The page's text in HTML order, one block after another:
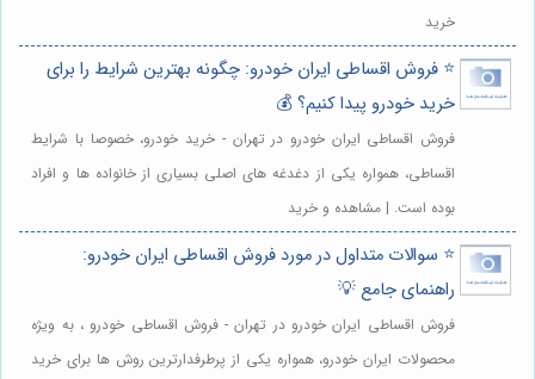
خرید
⭐️ فروش اقساطی ایران خودرو: چگونه بهترین شرایط را برای
خرید خودرو پیدا کنیم؟ 💰
فروش اقساطی ایران خودرو در تهران - خرید خودرو، خصوصا با شرایط
اقساطی، همواره یکی از دغدغه های اصلی بسیاری از خانواده ها و افراد
بوده است. | مشاهده و خرید
⭐️ سوالات متداول در مورد فروش اقساطی ایران خودرو:
راهنمای جامع 💡
فروش اقساطی ایران خودرو در تهران - فروش اقساطی خودرو ، به ویژه
محصولات ایران خودرو، همواره یکی از پرطرفدارترین روش ها برای خرید